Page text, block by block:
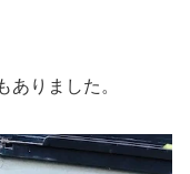
ありました。